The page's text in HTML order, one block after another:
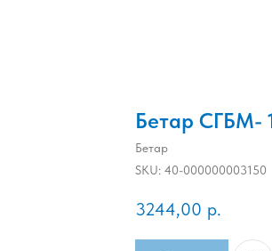
Бетар СГБМ-
Бетар
SKU: 40-000000003150
3244,00 р.